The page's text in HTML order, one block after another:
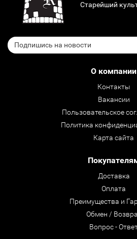
Старейший
О компании
Контакты
Вакансии
Пользовательское
Политика
Карта сайта
Доставка
Оплата
Преимущества и
Обмен /
Вопрос -